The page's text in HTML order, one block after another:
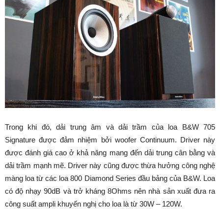
Trong khi đó, dải trung âm và dải trầm của loa B&W 705
Signature được đảm nhiệm bởi woofer Continuum. Driver này
được đánh giá cao ở khả năng mang đến dải trung cân bằng và
dải trầm mạnh mẽ. Driver này cũng được thừa hưởng công nghệ
màng loa từ các loa 800 Diamond Series đầu bảng của B&W. Loa
có độ nhạy 90dB và trở kháng 8Ohms nên nhà sản xuất đưa ra
công suất ampli khuyến nghị cho loa là từ 30W – 120W.